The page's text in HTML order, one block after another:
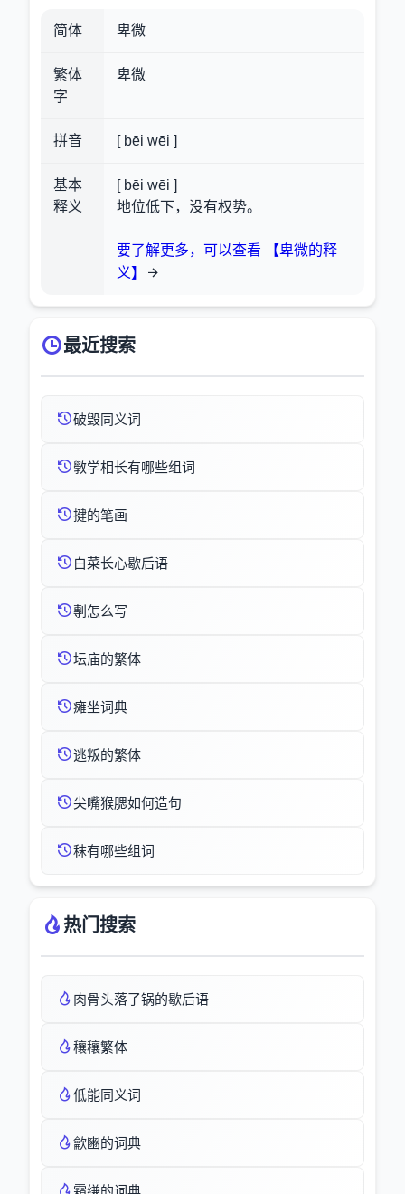
简体 卑微
繁体
字
卑微
拼音 [ bēi wēi ]
基本
释义
[ bēi wēi ]
地位低下，没有权势。
要了解更多，可以查看 【卑微的释
义】
最近搜索
破毁同义词
斆学相长有哪些组词
揵的笔画
白菜长心歇后语
剸怎么写
坛庙的繁体
瘫坐词典
逃叛的繁体
尖嘴猴腮如何造句
秣有哪些组词
热门搜索
肉骨头落了锅的歇后语
穰穰繁体
低能同义词
龡豳的词典
霜缣的词典